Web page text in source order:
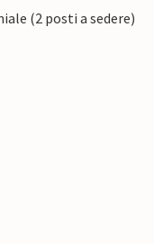
(2 posti a sedere)